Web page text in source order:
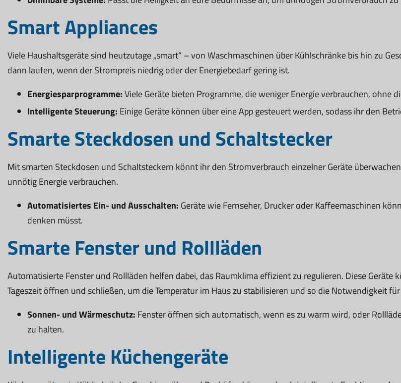
Smart Appliances
Viele Haushaltsgeräte sind heutzutage „smart“ – von Waschmaschinen über Kühlschränke bis hin zu
dann laufen, wenn der Strompreis niedrig oder der Energiebedarf gering ist.
Energiesparprogramme:Viele Geräte bieten Programme, die weniger Energie verbrauchen, ohne
Intelligente Steuerung: Einige Geräte können über eine App gesteuert werden, sodass ihr den
Smarte Steckdosen und Schaltstecker
Mit smarten Steckdosen und Schaltsteckern könnt ihr den Stromverbrauch einzelner Geräte
unnötig Energie verbrauchen.
Automatisiertes Ein- und Ausschalten: Geräte wie Fernseher, Drucker oder Kaffeemaschinen
denken müsst.
Smarte Fenster und Rollläden
Automatisierte Fenster und Rollläden helfen dabei, das Raumklima effizient zu regulieren. Diese
Tageszeit öffnen und schließen, um die Temperatur im Haus zu stabilisieren und so die Notwendigkeit
Sonnen- und Wärmeschutz: Fenster öffnen sich automatisch, wenn es zu warm wird, oder
zu halten.
Intelligente Küchengeräte